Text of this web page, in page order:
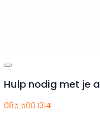
Hulp nodig met je
085 500 1314